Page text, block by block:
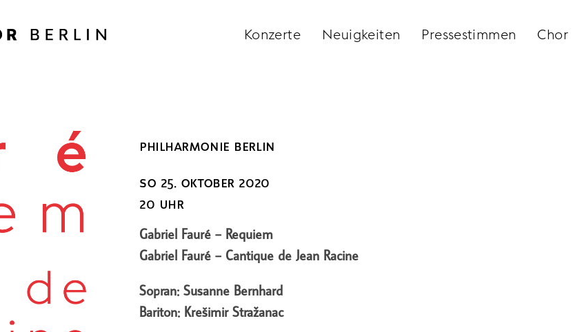
Konzerte Neuigkeiten Pressestimmen Chor
philharmonie berlin
so 25. oktober 2020
20 uhr
Gabriel Fauré – Requiem
Gabriel Fauré – Cantique de Jean Racine
Sopran: Susanne Bernhard
Bariton: Krešimir Stražanac